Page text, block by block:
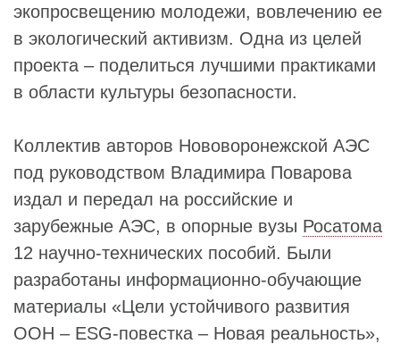
экопросвещению молодежи, вовлечению ее
в экологический активизм. Одна из целей
проекта – поделиться лучшими практиками
в области культуры безопасности.
Коллектив авторов Нововоронежской АЭС
под руководством Владимира Поварова
издал и передал на российские и
зарубежные АЭС, в опорные вузы Росатома
12 научно-технических пособий. Были
разработаны информационно-обучающие
материалы «Цели устойчивого развития
ООН – ESG-повестка – Новая реальность»,